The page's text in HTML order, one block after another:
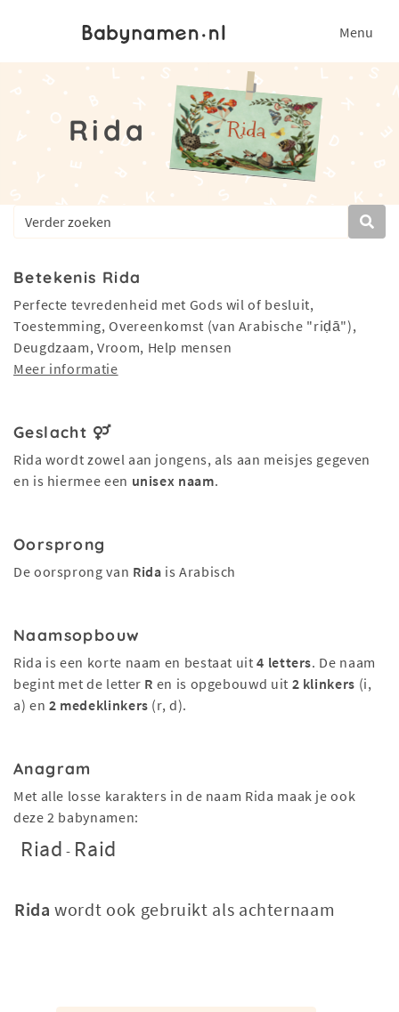
Menu
Rida
Betekenis Rida
Perfecte tevredenheid met Gods wil of besluit,
Toestemming, Overeenkomst (van Arabische "riḍā"),
Deugdzaam, Vroom, Help mensen
Meer informatie
Geslacht
Rida wordt zowel aan jongens, als aan meisjes gegeven
en is hiermee een unisex naam.
Oorsprong
De oorsprong van Rida is Arabisch
Naamsopbouw
Rida is een korte naam en bestaat uit4 letters. De naam
begint met de letter R en is opgebouwd uit 2 klinkers (i,
a) en 2 medeklinkers (r, d).
Anagram
Met alle losse karakters in de naam Rida maak je ook
deze 2 babynamen:
Riad - Raid
Rida wordt ook gebruikt als achternaam